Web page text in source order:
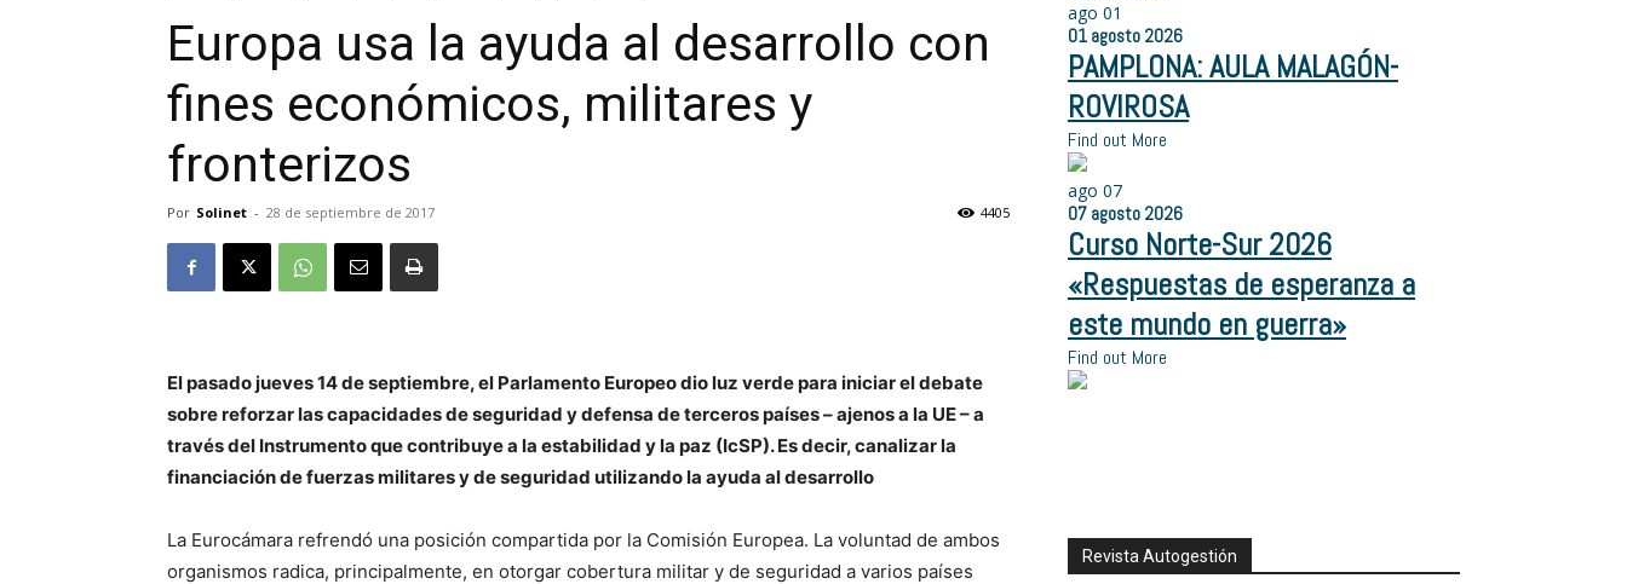
Europa usa la ayuda al desarrollo con
fines económicos, militares y
fronterizos
Por Solinet - 28 de septiembre de 2017 4405
El pasado jueves 14 de septiembre, el Parlamento Europeo dio luz verde para iniciar el debate
sobre reforzar las capacidades de seguridad y defensa de terceros países – ajenos a la UE – a
través del Instrumento que contribuye a la estabilidad y la paz (IcSP). Es decir, canalizar la
financiación de fuerzas militares y de seguridad utilizando la ayuda al desarrollo
La Eurocámara refrendó una posición compartida por la Comisión Europea. La voluntad de ambos
organismos radica, principalmente, en otorgar cobertura militar y de seguridad a varios países
ago 01
01 agosto 2026
PAMPLONA: AULA MALAGÓN-
ROVIROSA
Find out More
ago 07
07 agosto 2026
Curso Norte-Sur 2026
«Respuestas de esperanza a
este mundo en guerra»
Find out More
Revista Autogestión